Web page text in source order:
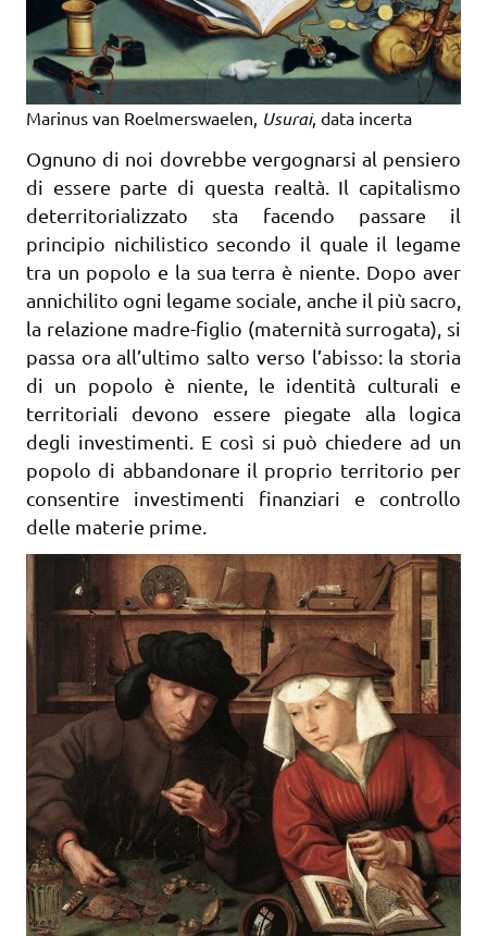
Marinus van Roelmerswaelen, Usurai, data incerta
Ognuno di noi dovrebbe vergognarsi al pensiero
di essere parte di questa realtà. Il capitalismo
deterritorializzato sta facendo passare il
principio nichilistico secondo il quale il legame
tra un popolo e la sua terra è niente. Dopo aver
annichilito ogni legame sociale, anche il più sacro,
la relazione madre-figlio (maternità surrogata), si
passa ora all’ultimo salto verso l’abisso: la storia
di un popolo è niente, le identità culturali e
territoriali devono essere piegate alla logica
degli investimenti. E così si può chiedere ad un
popolo di abbandonare il proprio territorio per
consentire investimenti finanziari e controllo
delle materie prime.